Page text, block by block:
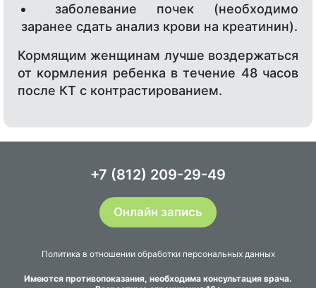
заболевание почек (необходимо
заранее сдать анализ крови на креатинин).
Кормящим женщинам лучше воздержаться
от кормления ребенка в течение 48 часов
после КТ с контрастированием.
+7 (812) 209-29-49
Онлайн запись
Политика в отношении обработки персональных данных
Имеются противопоказания, необходима консультация врача.